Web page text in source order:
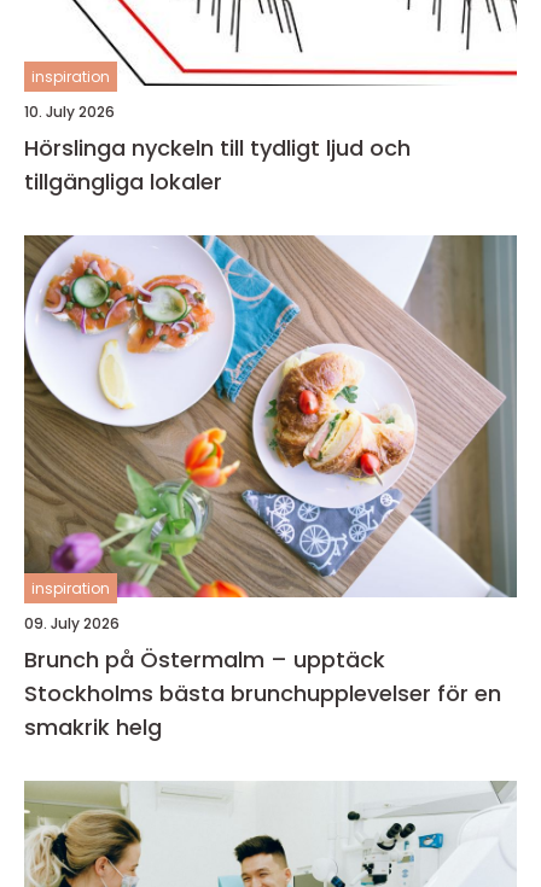
inspiration
10. July 2026
Hörslinga nyckeln till tydligt ljud och
tillgängliga lokaler
inspiration
09. July 2026
Brunch på Östermalm – upptäck
Stockholms bästa brunchupplevelser för en
smakrik helg